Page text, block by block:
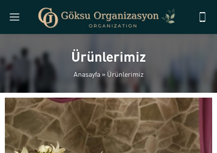
Ürünlerimiz
Anasayfa» Ürünlerimiz